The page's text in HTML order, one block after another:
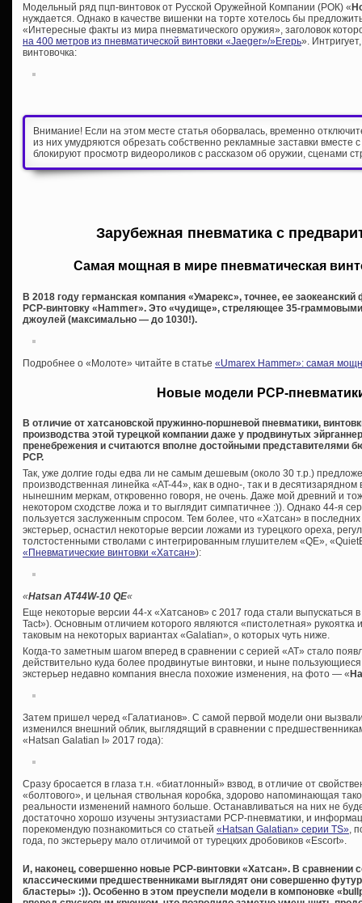
Модельный ряд пцп-винтовок от Русской Оружейной Компании (РОК) «
нуждается. Однако в качестве вишенки на торте хотелось бы
«Интересные факты из мира пневматического оружия», заголовок
на 400 метров из пневматической винтовки «Jaeger»/»Егерь».
винтовочка:
Внимание! Если на этом месте статья оборвалась, временно
из них умудряются обрезать собственно рекламные заставки вместе
блокируют просмотр видеороликов с рассказом об оружии, сценами
Зарубежная пневматика с
Самая мощная в мире пневматическая
В 2018 году германская компания «Умарекс», точнее, ее
PCP-винтовку «Hammer». Это «чудище», стреляющее 35-
джоулей (максимально — до 1030!).
Подробнее о «Молоте» читайте в статье «Umarex Hammer»: самая
Новые модели PCP-
В отличие от хатсановской пружинно-поршневой пневматики,
производства этой турецкой компании даже у продвинутых
пренебрежения и считаются вполне достойными представителями
PCP.
Так, уже долгие годы едва ли не самым дешевым (около 30 т.р.)
производственная линейка «AT-44», как в одно-, так и в
нынешним меркам, откровенно говоря, не очень. Даже мой древний и
некотором сходстве ложа и то выглядит симпатичнее :)). Однако 44-я
пользуется заслуженным спросом. Тем более, что «Хатсан» в
экстерьер, оснастил некоторые версии ложами из турецкого ореха,
толстостенными стволами с интегрированным глушителем «QE»,
«Пневматические винтовки «Хатсан»):
«Hatsan AT44W-10 QE«
Еще некоторые версии 44-х «Хатсанов» с 2017 года стали выпускаться
Tact»). Основным отличием которого являются «пистолетная» рукоятка
таковым на некоторых вариантах «Galatian», о которых чуть ниже.
Когда-то заметным шагом вперед в сравнении с серией «AT» стало
действительно куда более продвинутые винтовки, и ныне
экстерьер недавно компания внесла похожие изменения, на фото — «
Затем пришел черед «Галатианов». С самой первой модели они
изменился внешний облик, выглядящий в сравнении с
«Hatsan Galatian I» 2017 года):
Сразу бросается в глаза т.н. «биатлонный» взвод, в отличие от
«болтового», и цельная ствольная коробка, здорово напоминающая
реальности изменений намного больше. Останавливаться на них не
достаточно хорошо изучены энтузиастами PCP-пневматики, и
порекомендую познакомиться со статьей «Hatsan Galatian» серии TS»,
года, по экстерьеру мало отличимой от турецких дробовиков «Escort».
И, наконец, совершенно новые PCP-винтовки «Хатсан». В сравнении
классическими предшественниками выглядят они совершенно
бластеры» :)). Особенно в этом преуспели модели в компоновке